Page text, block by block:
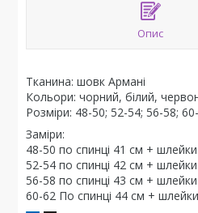
Опис
Тканина: шовк Армані
Кольори: чорний, білий,
Розміри: 48-50; 52-54; 56-58;
Заміри:
48-50 по спинці 41 см +
52-54 по спинці 42 см +
56-58 по спинці 43 см +
60-62 По спинці 44 см +